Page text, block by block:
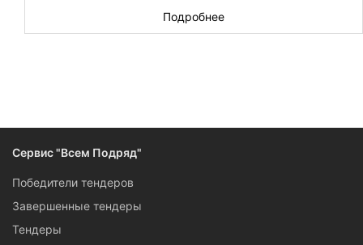
Поставка лакокрасочных материалов и канцелярских
заработать. Доступ к информации о тендерах на сервисе
«Всем Подряд» бесплатный.
Подробнее
Сервис "Всем Подряд"
Победители тендеров
Завершенные тендеры
Тендеры